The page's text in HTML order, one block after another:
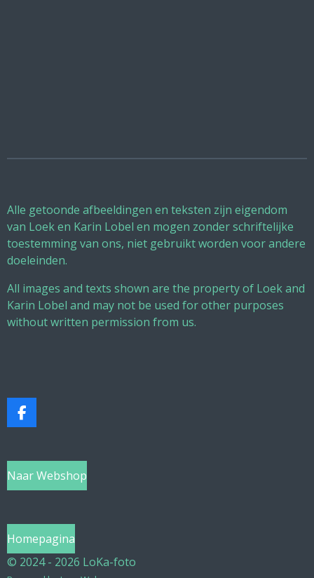
Alle getoonde afbeeldingen en teksten zijn eigendom
van Loek en Karin Lobel en mogen zonder schriftelijke
toestemming van ons, niet gebruikt worden voor andere
doeleinden.
All images and texts shown are the property of Loek and
Karin Lobel and may not be used for other purposes
without written permission from us.
F
a
e
b
o
Naar Webshop
Homepagina
© 2024 - 2026 LoKa-foto